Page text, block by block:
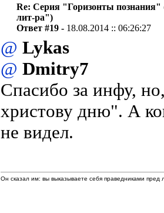
Re: Серия "Горизонты познания"
лит-ра")
Ответ #19 - 18.08.2014 :: 06:26:27
@ Lykas
@ Dmitry7
Спасибо за инфу,
христову дню". А
не видел.
Он сказал им: вы выказываете себя праведниками